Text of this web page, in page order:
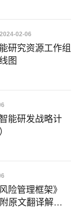
2024-02-06
研究资源工作组
图
能研发战略计
险管理框架》
原文翻译解